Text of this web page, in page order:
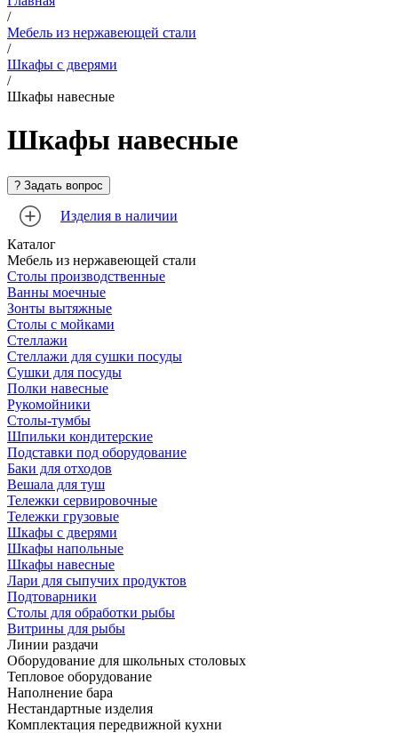
/
Мебель из нержавеющей стали
/
Шкафы с дверями
/
Шкафы навесные
Шкафы навесные
Изделия в наличии
Каталог
Мебель из нержавеющей стали
Столы производственные
Ванны моечные
Зонты вытяжные
Столы с мойками
Стеллажи
Стеллажи для сушки посуды
Сушки для посуды
Полки навесные
Рукомойники
Столы-тумбы
Шпильки кондитерские
Подставки под оборудование
Баки для отходов
Вешала для туш
Тележки сервировочные
Тележки грузовые
Шкафы с дверями
Шкафы напольные
Шкафы навесные
Лари для сыпучих продуктов
Подтоварники
Столы для обработки рыбы
Витрины для рыбы
Линии раздачи
Оборудование для школьных столовых
Тепловое оборудование
Наполнение бара
Нестандартные изделия
Комплектация передвижной кухни